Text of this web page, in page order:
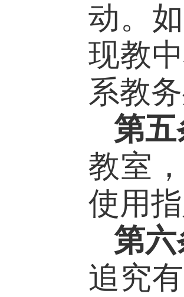
动。
现教
系教
第五
教室
使用
第六
追究